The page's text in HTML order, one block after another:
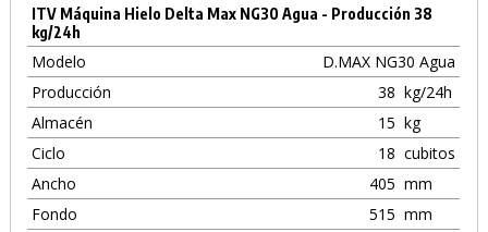
ITV Máquina Hielo Delta Max NG30 Agua - Producción 38
kg/24h
Modelo
D.MAX NG30 Agua
Producción
38 kg/24h
Almacén
15 kg
Ciclo
18 cubitos
Ancho
405 mm
Fondo
515 mm